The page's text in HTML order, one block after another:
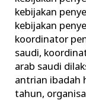
kebijakan
kebijakan
koordinator
saudi,
arab saudi
antrian ibadah
tahun,